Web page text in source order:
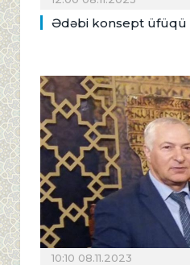
Ədəbi konsept üfüqü
10:10 08.11.2023